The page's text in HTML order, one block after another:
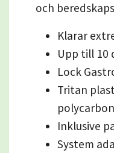
och
Klarar
Upp till 10
Lock
Tritan
Inklusive
System